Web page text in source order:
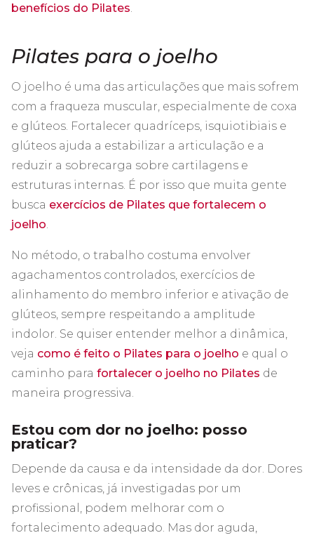
benefícios do Pilates.
Pilates para o joelho
O joelho é uma das articulações que mais sofrem
com a fraqueza muscular, especialmente de coxa
e glúteos. Fortalecer quadríceps, isquiotibiais e
glúteos ajuda a estabilizar a articulação e a
reduzir a sobrecarga sobre cartilagens e
estruturas internas. É por isso que muita gente
busca exercícios de Pilates que fortalecem o
joelho.
No método, o trabalho costuma envolver
agachamentos controlados, exercícios de
alinhamento do membro inferior e ativação de
glúteos, sempre respeitando a amplitude
indolor. Se quiser entender melhor a dinâmica,
veja como é feito o Pilates para o joelho e qual o
caminho para fortalecer o joelho no Pilates de
maneira progressiva.
Estou com dor no joelho: posso
praticar?
Depende da causa e da intensidade da dor. Dores
leves e crônicas, já investigadas por um
profissional, podem melhorar com o
fortalecimento adequado. Mas dor aguda,